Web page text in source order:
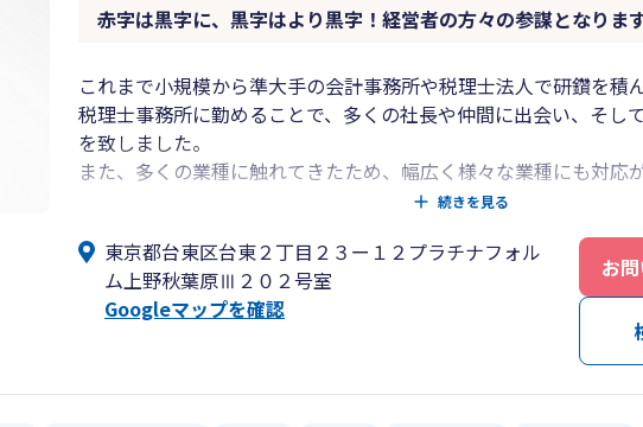
顧問契約までは必要ない方向けに、
・税金について知りたいこと
・相続に関する相談
・税務調査に関する事前相談や対応についてのご相談
などを対象とした、スポットでのご相談、個別コンサルティングの
サービスもご用意しております。
必要なときに、必要なテーマだけ相談したい方にも対応可能です
赤字は黒字に、黒字はより黒字！経営者の方々の参謀となりま
これまで小規模から準大手の会計事務所や税理士法人で研鑽を積
税理士事務所に勤めることで、多くの社長や仲間に出会い、そし
を致しました。
また、多くの業種に触れてきたため、幅広く様々な業種にも対応が
あくまで、私たち税理士が作成する財務・税務書類は（とても大
士をつなぐツールでしかありません。私は、人との対話によって
経営者の皆様と共有し、解決したいと、そう考えております。そ
一緒に成長できる経営者の皆様と仕事をしたいと、切に願ってお
続きを見る
東京都台東区台東２丁目２３ー１２プラチナフォル
ム上野秋葉原Ⅲ２０２号室
Googleマップを確認
お